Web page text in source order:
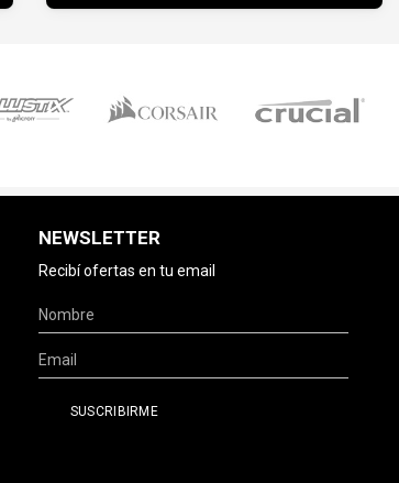
NEWSLETTER
Recibí ofertas en tu email